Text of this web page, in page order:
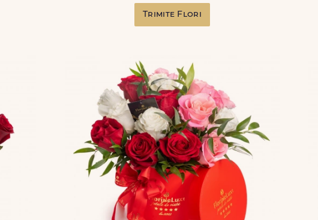
Trimite Flori